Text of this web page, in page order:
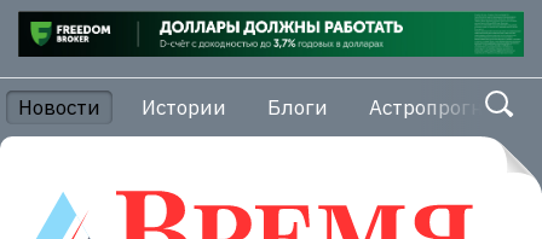
Новости Истории Блоги Астропрогноз